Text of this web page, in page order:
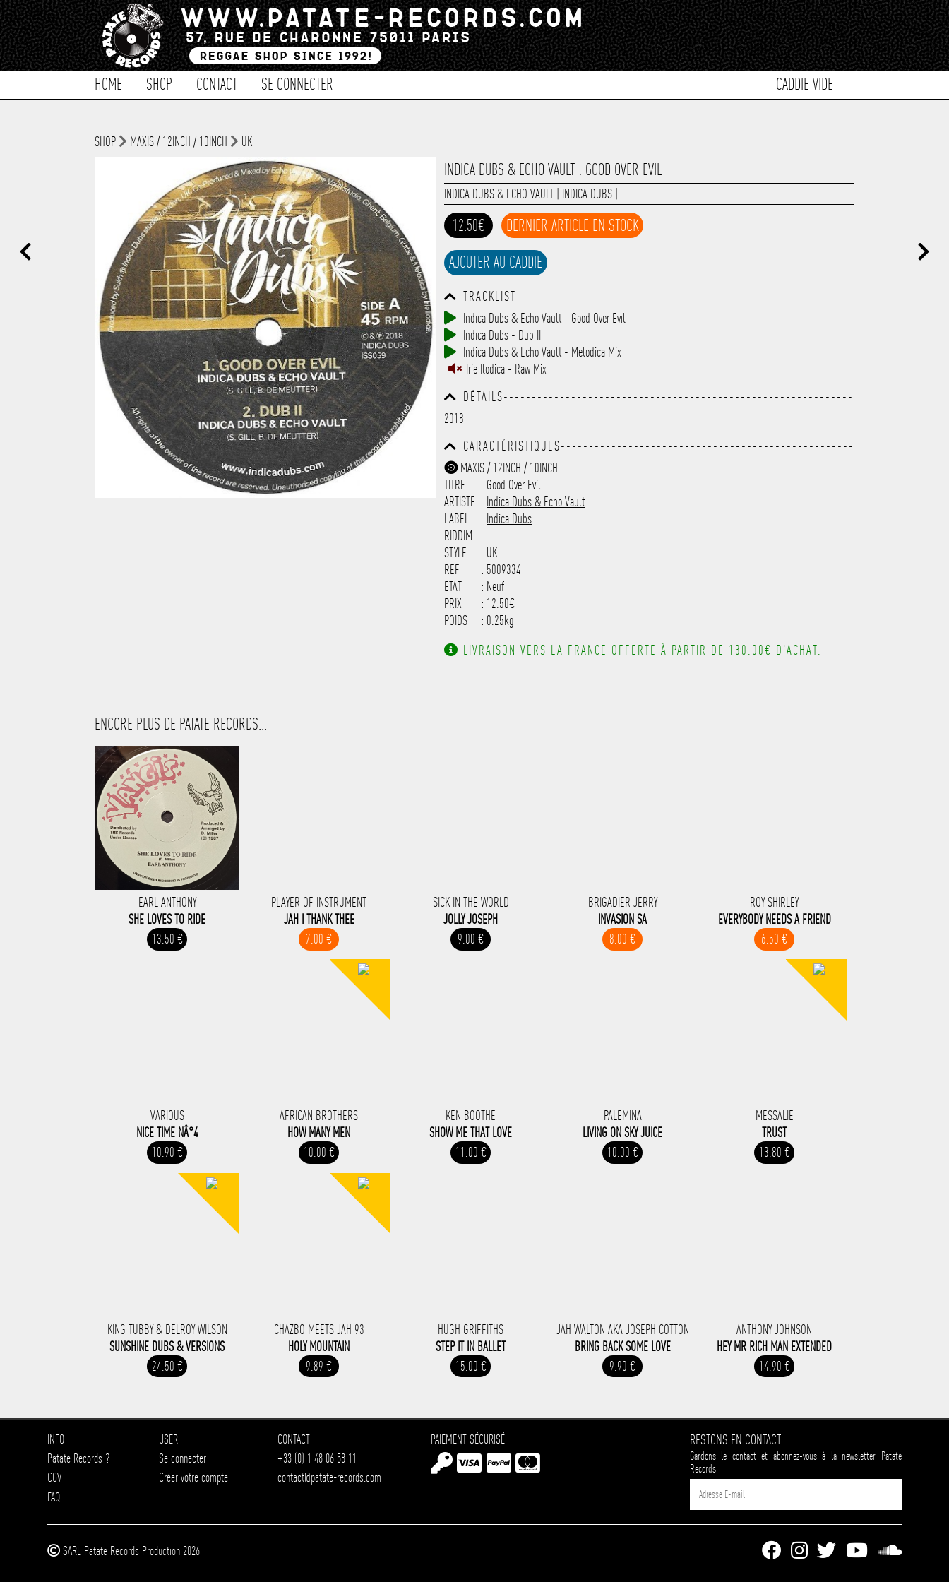
HOME SHOP CONTACT SE CONNECTER CADDIE VIDE
SHOP MAXIS / 12INCH / 10INCH UK
INDICA DUBS & ECHO VAULT : GOOD OVER EVIL
INDICA DUBS & ECHO VAULT INDICA DUBS‎
12.50€ DERNIER ARTICLE EN STOCK
AJOUTER AU CADDIE
TRACKLIST------------------------------------------------------------
---------------------------------------------------------------------
---------------------------------------------------------------------
-----------
Indica Dubs & Echo Vault - Good Over Evil
Indica Dubs - Dub II
Indica Dubs & Echo Vault - Melodica Mix
Irie Ilodica - Raw Mix
DÉTAILS--------------------------------------------------------------
---------------------------------------------------------------------
---------------------------------------------------------------------
---------
2018
CARACTÉRISTIQUES----------------------------------------------------
---------------------------------------------------------------------
---------------------------------------------------------------------
-------------------
MAXIS / 12INCH / 10INCH
TITRE
: Good Over Evil
ARTISTE : Indica Dubs & Echo Vault
LABEL
: Indica Dubs‎
RIDDIM
:
STYLE
: UK
REF
: 5009334
ETAT
: Neuf
PRIX
: 12.50€
POIDS
: 0.25kg
LIVRAISON VERS LA FRANCE OFFERTE À PARTIR DE 130.00€ D'ACHAT.
ENCORE PLUS DE PATATE RECORDS...
EARL ANTHONY
SHE LOVES TO RIDE
13.50 €
PLAYER OF INSTRUMENT
JAH I THANK THEE
7.00 €
SICK IN THE WORLD
JOLLY JOSEPH
9.00 €
BRIGADIER JERRY
INVASION SA
8.00 €
ROY SHIRLEY
EVERYBODY NEEDS A FRIEND
6.50 €
VARIOUS
NICE TIME NÂ°4
10.90 €
AFRICAN BROTHERS
HOW MANY MEN
10.00 €
KEN BOOTHE
SHOW ME THAT LOVE
11.00 €
PALEMINA
LIVING ON SKY JUICE
10.00 €
MESSALIE
TRUST
13.80 €
KING TUBBY & DELROY WILSON
SUNSHINE DUBS & VERSIONS
24.50 €
CHAZBO MEETS JAH 93
HOLY MOUNTAIN
9.89 €
HUGH GRIFFITHS
STEP IT IN BALLET
15.00 €
JAH WALTON AKA JOSEPH COTTON
BRING BACK SOME LOVE
9.90 €
ANTHONY JOHNSON
HEY MR RICH MAN EXTENDED
14.90 €
INFO
Patate Records ?
CGV
FAQ
USER
Se connecter
Créer votre compte
CONTACT
+33 (0) 1 48 06 58 11
contact@patate-records.com
PAIEMENT SÉCURISÉ RESTONS EN CONTACT
Gardons le contact et abonnez-vous à la newsletter Patate
Records.
SARL Patate Records Production 2026